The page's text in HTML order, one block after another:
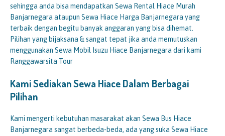
sehingga anda bisa mendapatkan Sewa Rental Hiace Murah
Banjarnegara ataupun Sewa Hiace Harga Banjarnegara yang
terbaik dengan begitu banyak anggaran yang bisa dihemat.
Pilihan yang bijaksana & sangat tepat jika anda memutuskan
menggunakan Sewa Mobil Isuzu Hiace Banjarnegara dari kami
Ranggawarsita Tour
Kami Sediakan Sewa Hiace Dalam Berbagai
Pilihan
Kami mengerti kebutuhan masarakat akan Sewa Bus Hiace
Banjarnegara sangat berbeda-beda, ada yang suka Sewa Hiace